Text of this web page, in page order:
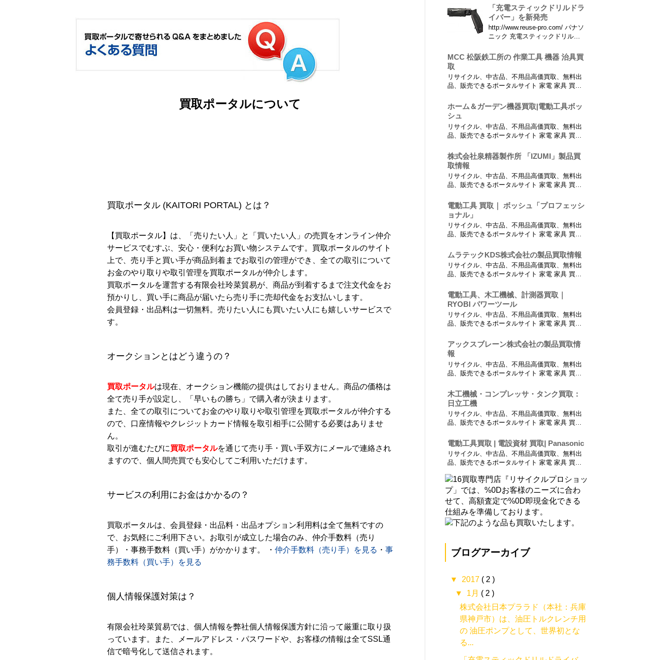
買取ポータルについて
買取ポータル (KAITORI PORTAL) とは？
【買取ポータル】は、「売りたい人」と「買いたい人」の売買をオンライン仲介
サービスでむすぶ、安心・便利なお買い物システムです。買取ポータルのサイト
上で、売り手と買い手が商品到着までお取引の管理ができ、全ての取引について
お金のやり取りや取引管理を買取ポータルが仲介します。
買取ポータルを運営する有限会社玲菜貿易が、商品が到着するまで注文代金をお
預かりし、買い手に商品が届いたら売り手に売却代金をお支払いします。
会員登録・出品料は一切無料。売りたい人にも買いたい人にも嬉しいサービスで
す。
オークションとはどう違うの？
買取ポータルは現在、オークション機能の提供はしておりません。商品の価格は
全て売り手が設定し、「早いもの勝ち」で購入者が決まります。
また、全ての取引についてお金のやり取りや取引管理を買取ポータルが仲介する
ので、口座情報やクレジットカード情報を取引相手に公開する必要はありませ
ん。
取引が進むたびに買取ポータルを通じて売り手・買い手双方にメールで連絡され
ますので、個人間売買でも安心してご利用いただけます。
サービスの利用にお金はかかるの？
買取ポータルは、会員登録・出品料・出品オプション利用料は全て無料ですの
で、お気軽にご利用下さい。お取引が成立した場合のみ、仲介手数料（売り
手）・事務手数料（買い手）がかかります。 ・ 仲介手数料（売り手）を見る ・ 事
務手数料（買い手）を見る
個人情報保護対策は？
有限会社玲菜貿易では、個人情報を弊社個人情報保護方針に沿って厳重に取り扱
っています。また、メールアドレス・パスワードや、お客様の情報は全てSSL通
信で暗号化して送信されます。
「充電スティックドリルドラ
イバー」を新発売
http://www.reuse-pro.com/ パナソ
ニック 充電スティックドリルド
B（黒） パナソニック株式会社
エコソリューションズ社（以下、
パナソニック）は、従来比
（※1）出力（※2）2倍、高速時
の回転数を1.5...
MCC 松阪鉄工所の 作業工具 機器 治具買
取
リサイクル、中古品、不用品高価買取、無料出
品、販売できるポータルサイト 家電 家具 買
価買取リサイクルプロショップ】 中古電動工具
買取りから小型建設機械の買取り、農業機械や
工業機械の買取も行っております。 建材買取：
在庫建材一...
ホーム＆ガーデン機器買取|電動工具ボッ
シュ
リサイクル、中古品、不用品高価買取、無料出
品、販売できるポータルサイト 家電 家具 買
価買取リサイクルプロショップ】 中古電動工具
買取りから小型建設機械の買取り、農業機械や
工業機械の買取も行っております。 建材買取：
在庫建材一...
株式会社泉精器製作所 「IZUMI」製品買
取情報
リサイクル、中古品、不用品高価買取、無料出
品、販売できるポータルサイト 家電 家具 買
価買取リサイクルプロショップ】 中古電動工具
買取りから小型建設機械の買取り、農業機械や
工業機械の買取も行っております。 建材買取：
在庫建材一...
電動工具 買取｜ ボッシュ「プロフェッシ
ョナル」
リサイクル、中古品、不用品高価買取、無料出
品、販売できるポータルサイト 家電 家具 買
価買取リサイクルプロショップ】 中古電動工具
買取りから小型建設機械の買取り、農業機械や
工業機械の買取も行っております。 建材買取：
在庫建材一...
ムラテックKDS株式会社の製品買取情報
リサイクル、中古品、不用品高価買取、無料出
品、販売できるポータルサイト 家電 家具 買
価買取リサイクルプロショップ】 中古電動工具
買取りから小型建設機械の買取り、農業機械や
工業機械の買取も行っております。 建材買取：
在庫建材一...
電動工具、木工機械、計測器買取｜
RYOBI パワーツール
リサイクル、中古品、不用品高価買取、無料出
品、販売できるポータルサイト 家電 家具 買
価買取リサイクルプロショップ】 中古電動工具
買取りから小型建設機械の買取り、農業機械や
工業機械の買取も行っております。 建材買取：
在庫建材一...
アックスブレーン株式会社の製品買取情
報
リサイクル、中古品、不用品高価買取、無料出
品、販売できるポータルサイト 家電 家具 買
価買取リサイクルプロショップ】 中古電動工具
買取りから小型建設機械の買取り、農業機械や
工業機械の買取も行っております。 建材買取：
在庫建材一...
木工機械・コンプレッサ・タンク買取：
日立工機
リサイクル、中古品、不用品高価買取、無料出
品、販売できるポータルサイト 家電 家具 買
価買取リサイクルプロショップ】 中古電動工具
買取りから小型建設機械の買取り、農業機械や
工業機械の買取も行っております。 建材買取：
在庫建材一...
電動工具買取 | 電設資材 買取| Panasonic
リサイクル、中古品、不用品高価買取、無料出
品、販売できるポータルサイト 家電 家具 買
価買取リサイクルプロショップ】 中古電動工具
買取りから小型建設機械の買取り、農業機械や
工業機械の買取も行っております。 建材買取：
在庫建材一...
ブログアーカイブ
▼ 2017 ( 2 )
▼ 1月 ( 2 )
株式会社日本プララド（本社：兵庫
県神戸市）は、油圧トルクレンチ用
の 油圧ポンプとして、世界初とな
る...